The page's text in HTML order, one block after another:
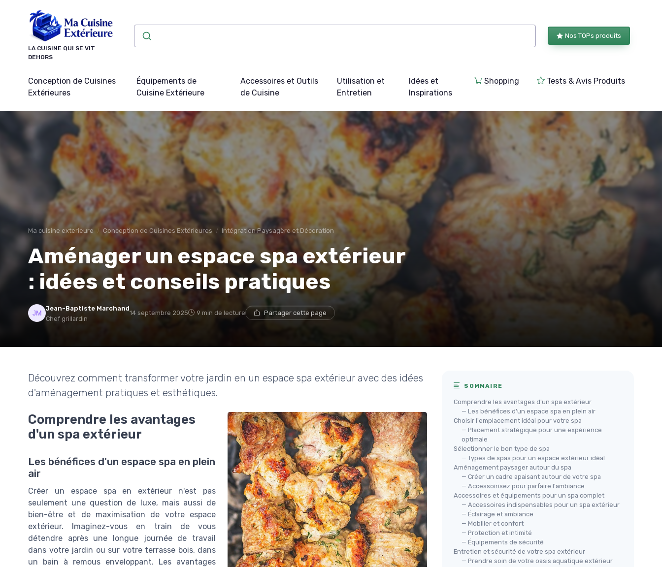
LA CUISINE QUI SE VIT
DEHORS
Nos TOPs produits
Conception de Cuisines
Extérieures
Équipements de
Cuisine Extérieure
Accessoires et Outils
de Cuisine
Utilisation et
Entretien
Idées et
Inspirations
Shopping Tests & Avis Produits
Ma cuisine exterieure Conception de Cuisines Extérieures Intégration Paysagère et Décoration
Aménager un espace spa extérieur
: idées et conseils pratiques
Jean-Baptiste Marchand
Chef grillardin
14 septembre 2025 9 min de lecture Partager cette page
Découvrez comment transformer votre jardin en un espace spa extérieur avec des idées
d'aménagement pratiques et esthétiques.
Comprendre les avantages
d'un spa extérieur
Les bénéfices d'un espace spa en plein
air
Créer un espace spa en extérieur n'est pas
seulement une question de luxe, mais aussi de
bien-être et de maximisation de votre espace
extérieur. Imaginez-vous en train de vous
détendre après une longue journée de travail
dans votre jardin ou sur votre terrasse bois, dans
un bain à remous enveloppant. Les avantages
SOMMAIRE
Comprendre les avantages d'un spa extérieur
— Les bénéfices d'un espace spa en plein air
Choisir l'emplacement idéal pour votre spa
— Placement stratégique pour une expérience
optimale
Sélectionner le bon type de spa
— Types de spas pour un espace extérieur idéal
Aménagement paysager autour du spa
— Créer un cadre apaisant autour de votre spa
— Accessoirisez pour parfaire l'ambiance
Accessoires et équipements pour un spa complet
— Accessoires indispensables pour un spa extérieur
— Éclairage et ambiance
— Mobilier et confort
— Protection et intimité
— Équipements de sécurité
Entretien et sécurité de votre spa extérieur
— Prendre soin de votre oasis aquatique extérieur